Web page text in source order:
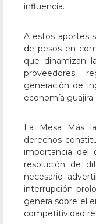
influencia.
A estos aportes
de pesos en
que dinamizan
proveedores
generación de
economía guajira.
La Mesa Más
derechos
importancia del
resolución de
necesario
interrupción
genera sobre el
competitividad